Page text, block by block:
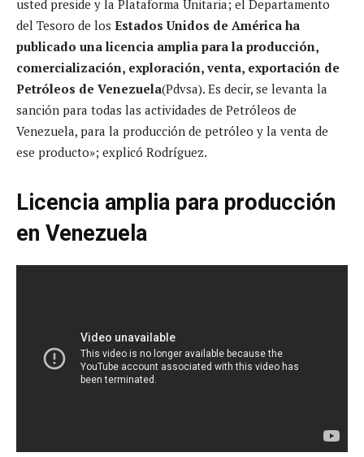
usted preside y la Plataforma Unitaria; el Departamento
del Tesoro de los Estados Unidos de América ha
publicado una licencia amplia para la producción,
comercialización, exploración, venta, exportación de
Petróleos de Venezuela(Pdvsa). Es decir, se levanta la
sanción para todas las actividades de Petróleos de
Venezuela, para la producción de petróleo y la venta de
ese producto»; explicó Rodríguez.
Licencia amplia para producción
en Venezuela